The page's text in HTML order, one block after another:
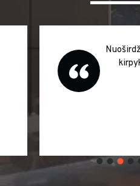
Nuoširdžiai
kirpyklos